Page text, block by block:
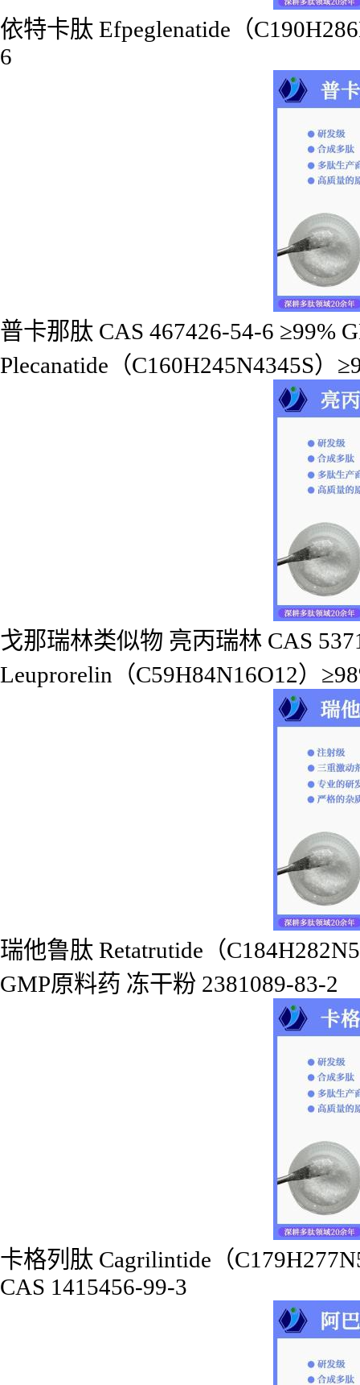
依特卡肽 Efpeglenatide（
6
普卡那肽 CAS 467426-54-6 ≥99%
Plecanatide（C160H245N4345S）
戈那瑞林类似物 亮丙瑞林 CAS
Leuprorelin（C59H84N16O12）
瑞他鲁肽 Retatrutide（
GMP原料药 冻干粉 2381089-83-2
卡格列肽 Cagrilintide（
CAS 1415456-99-3